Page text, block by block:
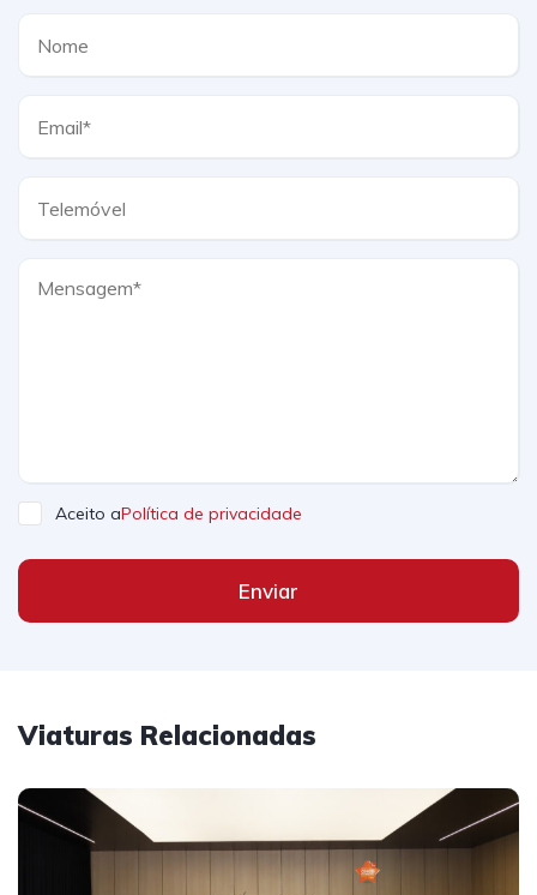
Aceito aPolítica de privacidade
Enviar
Viaturas Relacionadas